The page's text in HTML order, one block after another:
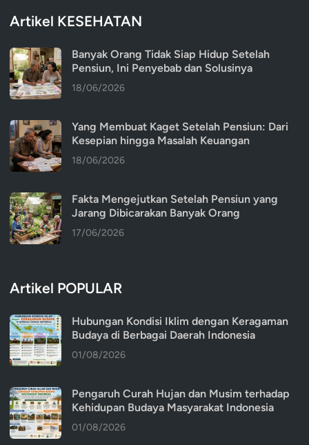
Artikel KESEHATAN
Banyak Orang Tidak Siap Hidup Setelah
Pensiun, Ini Penyebab dan Solusinya
18/06/2026
Yang Membuat Kaget Setelah Pensiun: Dari
Kesepian hingga Masalah Keuangan
18/06/2026
Fakta Mengejutkan Setelah Pensiun yang
Jarang Dibicarakan Banyak Orang
17/06/2026
Artikel POPULAR
Hubungan Kondisi Iklim dengan Keragaman
Budaya di Berbagai Daerah Indonesia
01/08/2026
Pengaruh Curah Hujan dan Musim terhadap
Kehidupan Budaya Masyarakat Indonesia
01/08/2026